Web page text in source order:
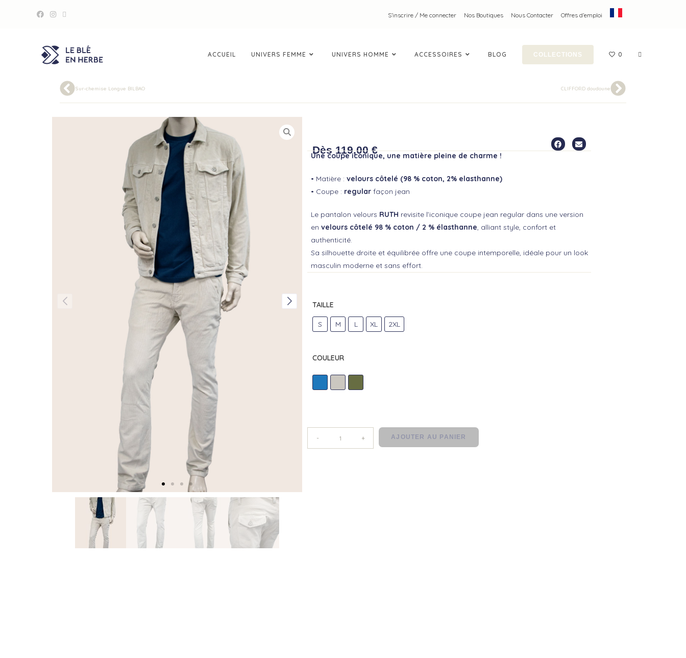
S’inscrire / Me connecter Nos Boutiques Nous Contacter Offres d’emploi
ACCUEIL UNIVERS FEMME UNIVERS HOMME ACCESSOIRES BLOG COLLECTIONS 0
Sur-chemise Longue BILBAO CLIFFORD doudoune
Dès119,00€
Une coupe iconique, une matière pleine de charme !
• Matière :velours côtelé (98 % coton, 2% elasthanne)
• Coupe : regular façon jean
Le pantalon velours RUTH revisite l’iconique coupe jean regular dans une version
envelours côtelé 98 % coton / 2 % élasthanne, alliant style, confort et
authenticité.
Sa silhouette droite et équilibrée offre une coupe intemporelle, idéale pour un look
masculin moderne et sans effort.
TAILLE
S M L XL 2XL
COULEUR
BLEUECRUMENTHE
- + AJOUTER AU PANIER